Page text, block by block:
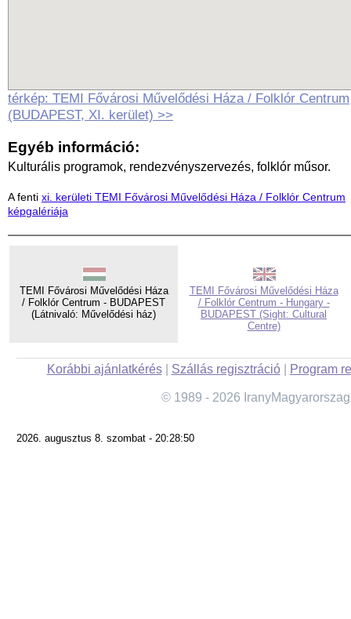
térkép: TEMI Fővárosi Művelődési Háza / Folklór Centrum
(BUDAPEST, XI. kerület) >>
Egyéb információ:
Kulturális programok, rendezvényszervezés, folklór műsor.
A fenti xi. kerületi TEMI Fővárosi Művelődési Háza / Folklór Centrum
képgalériája
TEMI Fővárosi Művelődési Háza
/ Folklór Centrum - BUDAPEST
(Látnivaló: Művelődési ház)
TEMI Fővárosi Művelődési Háza
/ Folklór Centrum - Hungary -
BUDAPEST (Sight: Cultural
Centre)
Korábbi ajánlatkérés| Szállás regisztráció| Program
© 1989 - 2026
2026. augusztus 8. szombat - 20:28:50